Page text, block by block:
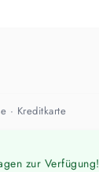
· Kreditkarte
zur Verfügung!